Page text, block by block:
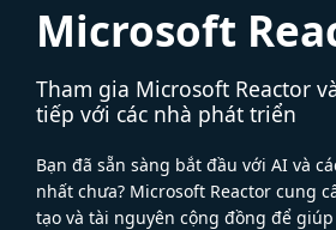
Microsoft
Tham gia Microsoft Reactor
tiếp với các nhà phát triển
Bạn đã sẵn sàng bắt đầu với AI và
nhất chưa? Microsoft Reactor cung
tạo và tài nguyên cộng đồng để